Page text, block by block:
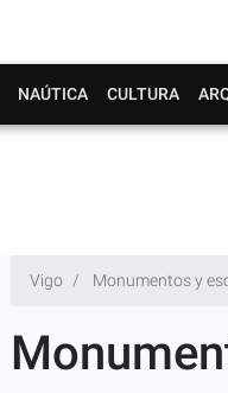
NAÚTICA CULTURA
Vigo Monumentos y